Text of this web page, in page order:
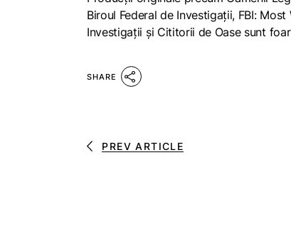
Biroul Federal de Investigații, FBI:
Investigații și Cititorii de Oase sunt
SHARE
PREV ARTICLE